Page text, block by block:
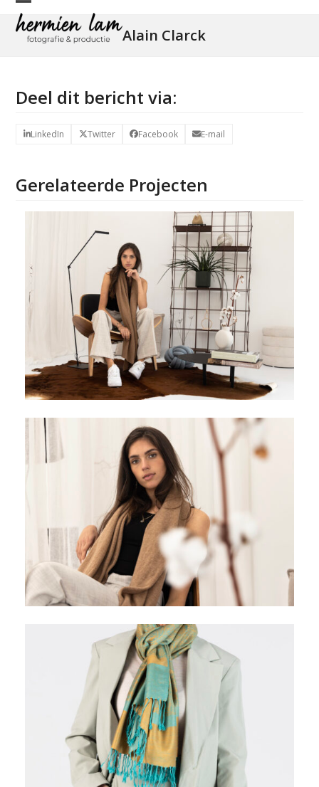
Skip
content
Open
mobile
Close
mobile
Alain Clarck
Deel dit bericht via:
LinkedIn Twitter Facebook E-mail
Gerelateerde Projecten